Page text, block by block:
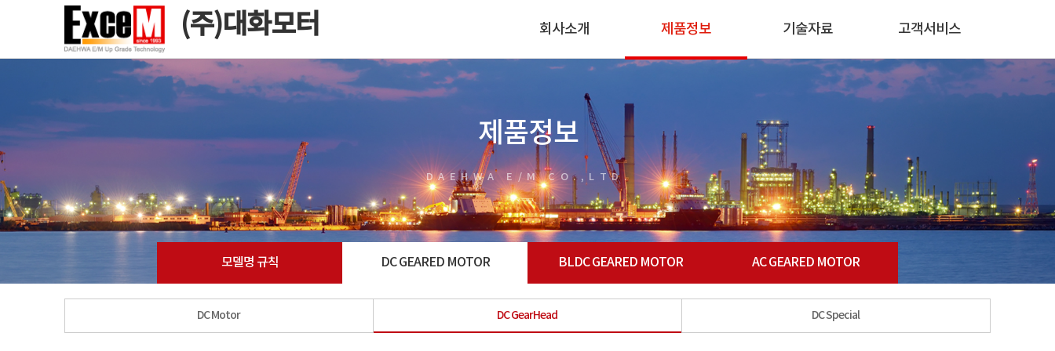
(주)대화모터 회사소개 제품정보 기술자료 고객서비스
제품정보
DAEHWA E/M CO.,LTD.
모델명 규칙 DC GEARED MOTOR BLDC GEARED MOTOR AC GEARED MOTOR
DC Motor DC GearHead DC Special